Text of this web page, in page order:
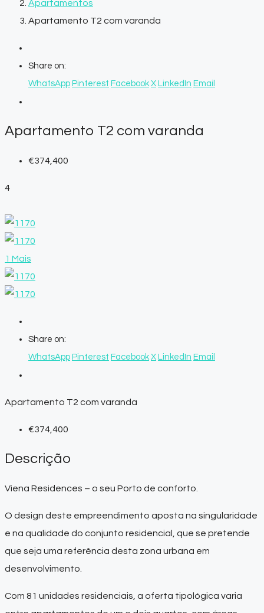
Apartamentos
Apartamento T2 com varanda
Share on:
WhatsApp Pinterest Facebook X LinkedIn Email
Apartamento T2 com varanda
€374,400
4
1 Mais
Share on:
WhatsApp Pinterest Facebook X LinkedIn Email
Apartamento T2 com varanda
€374,400
Descrição
Viena Residences – o seu Porto de conforto.
O design deste empreendimento aposta na singularidade
e na qualidade do conjunto residencial, que se pretende
que seja uma referência desta zona urbana em
desenvolvimento.
Com 81 unidades residenciais, a oferta tipológica varia